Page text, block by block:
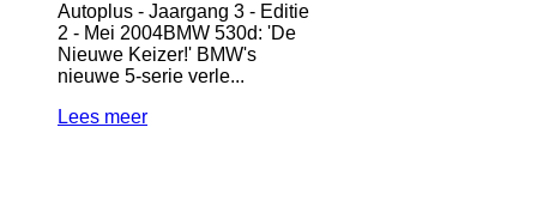
Autoplus - Jaargang 3 - Editie
2 - Mei 2004BMW 530d: 'De
Nieuwe Keizer!' BMW's
nieuwe 5-serie verle...
Lees meer